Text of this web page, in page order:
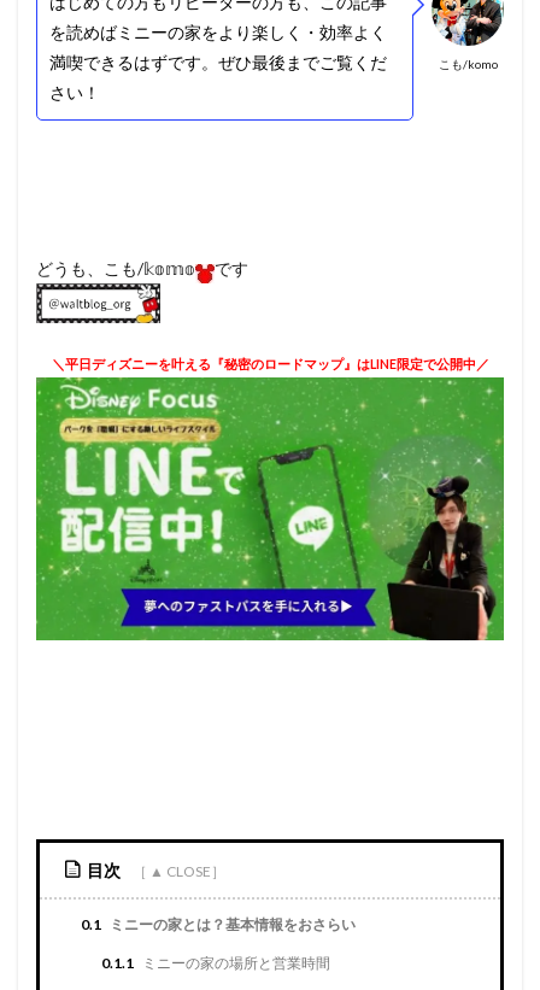
こも/komo
を読めばミニーの家をより楽しく・効率よく
満喫できるはずです。ぜひ最後までご覧くだ
さい！
どうも、こも/𝕜𝕠𝕞𝕠 です
＼平日ディズニーを叶える『秘密のロードマップ』はLINE限定で公開中／
目次
0.1 ミニーの家とは？基本情報をおさらい
0.1.1 ミニーの家の場所と営業時間